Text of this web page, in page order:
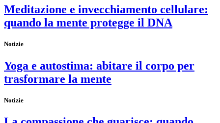
Meditazione e invecchiamento cellulare:
quando la mente protegge il DNA
Notizie
Yoga e autostima: abitare il corpo per
trasformare la mente
Notizie